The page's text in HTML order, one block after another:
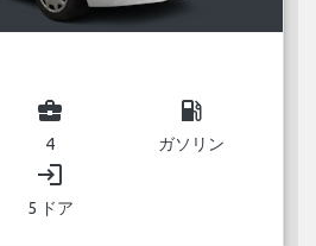
business_center
4
local_gas_station
ガソリン
login
5 ドア